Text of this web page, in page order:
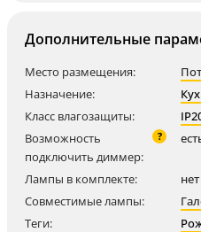
Дополнительные
Место размещения:
Назначение:
Класс влагозащиты:
Возможность
подключить диммер:
?
Лампы в комплекте:
нет
Совместимые лампы:
Теги: